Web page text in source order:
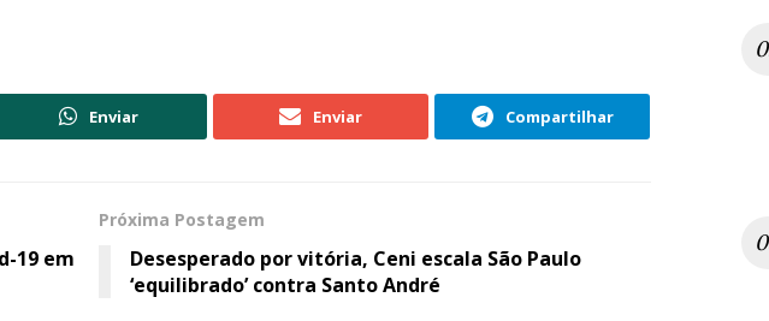
Enviar Enviar Compartilhar
19 em
Próxima Postagem
Desesperado por vitória, Ceni escala São Paulo
‘equilibrado’ contra Santo André